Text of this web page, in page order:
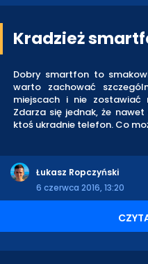
Kradzież
Dobry smartfon to
warto zachować
miejscach i nie zostawiać
Zdarza się jednak, że
ktoś ukradnie telefon. Co
Łukasz Ropczyński
6 czerwca 2016, 13:20